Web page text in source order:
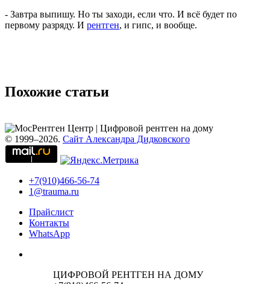
- Завтра выпишу. Но ты заходи, если что. И всё будет по
первому разряду. И рентген, и гипс, и вообще.
Похожие статьи
© 1999–2026. Сайт Александра Дидковского
+7(910)466-56-74
1@trauma.ru
Прайслист
Контакты
WhatsApp
ЦИФРОВОЙ РЕНТГЕН НА ДОМУ